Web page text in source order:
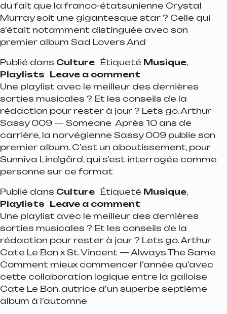
du fait que la franco-étatsunienne Crystal
Murray soit une gigantesque star ? Celle qui
s’était notamment distinguée avec son
premier album Sad Lovers And
Publié dans Culture Étiqueté Musique,
Playlists Leave a comment
Une playlist avec le meilleur des dernières
sorties musicales ? Et les conseils de la
rédaction pour rester à jour ? Lets go. Arthur
Sassy 009 — Someone Après 10 ans de
carrière, la norvégienne Sassy 009 publie son
premier album. C’est un aboutissement, pour
Sunniva Lindgård, qui s’est interrogée comme
personne sur ce format
Publié dans Culture Étiqueté Musique,
Playlists Leave a comment
Une playlist avec le meilleur des dernières
sorties musicales ? Et les conseils de la
rédaction pour rester à jour ? Lets go. Arthur
Cate Le Bon x St. Vincent — Always The Same
Comment mieux commencer l’année qu’avec
cette collaboration logique entre la galloise
Cate Le Bon, autrice d’un superbe septième
album à l’automne